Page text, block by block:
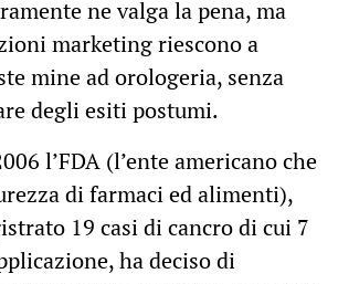
ne valga la pena, ma
marketing riescono a
mine ad orologeria, senza
degli esiti postumi.
l’FDA (l’ente americano che
di farmaci ed alimenti),
19 casi di cancro di cui 7
ha deciso di